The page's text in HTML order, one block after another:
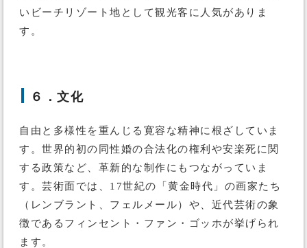
いビーチリゾート地として観光客に人気がありま
す。
６．文化
自由と多様性を重んじる寛容な精神に根ざしていま
す。世界的初の同性婚の合法化の権利や安楽死に関
する政策など、革新的な制作にもつながっていま
す。芸術面では、17世紀の「黄金時代」の画家たち
（レンブラント、フェルメール）や、近代芸術の象
徴であるフィンセント・ファン・ゴッホが挙げられ
ます。